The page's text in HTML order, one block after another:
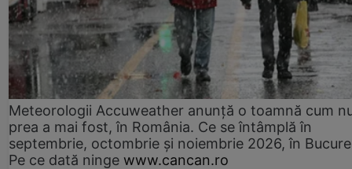
Meteorologii Accuweather anunță o toamnă cum
prea a mai fost, în România. Ce se întâmplă în
septembrie, octombrie și noiembrie 2026, în
Pe ce dată ninge www.cancan.ro